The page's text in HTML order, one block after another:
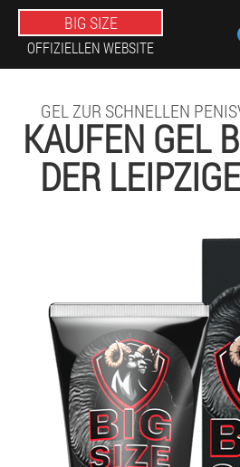
BIG SIZE
OFFIZIELLEN WEBSITE
GEL ZUR SCHNELLEN
KAUFEN GEL
DER